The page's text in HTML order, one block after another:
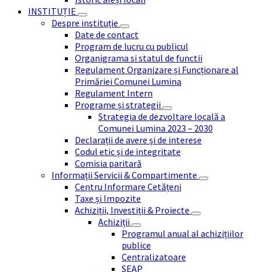
INSTITUȚIE
Despre instituție
Date de contact
Program de lucru cu publicul
Organigrama si statul de functii
Regulament Organizare și Funcționare al
Primăriei Comunei Lumina
Regulament Intern
Programe și strategii
Strategia de dezvoltare locală a
Comunei Lumina 2023 – 2030
Declarații de avere și de interese
Codul etic și de integritate
Comisia paritară
Informații Servicii & Compartimente
Centru Informare Cetățeni
Taxe și Impozite
Achiziții, Investiții & Proiecte
Achiziții
Programul anual al achizițiilor
publice
Centralizatoare
SEAP